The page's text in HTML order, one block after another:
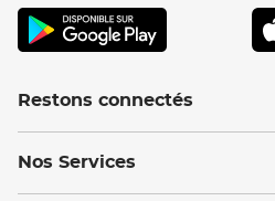
Restons connectés
Nos Services